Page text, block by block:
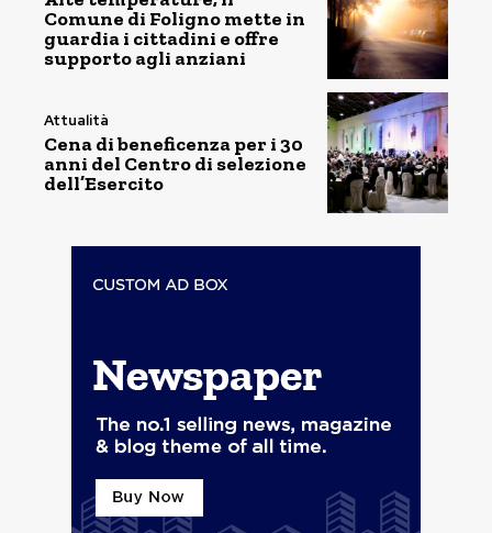
Comune di Foligno mette in
guardia i cittadini e offre
supporto agli anziani
Attualità
Cena di beneficenza per i 30
anni del Centro di selezione
dell’Esercito